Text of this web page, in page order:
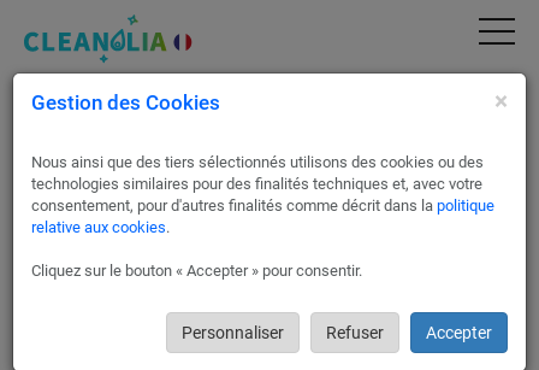
Installation de systèmes de
Pour un contrôle total et une sécurité optimale chez vous, au
sein de votre entreprise ou dans votre commerce, passez par
Cleanolia France !
surveillance à Barentin vous proposeront des solutions
Gestion des Cookies ×
Nous ainsi que des tiers sélectionnés utilisons des cookies ou des
technologies similaires pour des finalités techniques et, avec votre
consentement, pour d'autres finalités comme décrit dans la politique
relative aux cookies.
Cliquez sur le bouton « Accepter » pour consentir.
Personnaliser Refuser Accepter